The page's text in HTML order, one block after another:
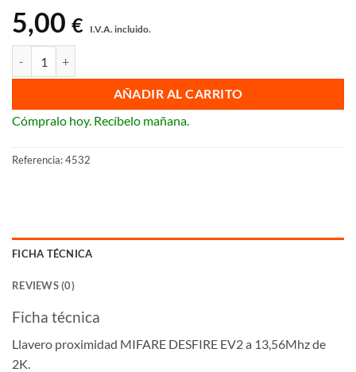
5,00 € I.V.A. incluido.
AÑADIR AL CARRITO
Cómpralo hoy. Recíbelo mañana.
Referencia:4532
FICHA TÉCNICA
REVIEWS (0)
Ficha técnica
Llavero proximidad MIFARE DESFIRE EV2 a 13,56Mhz de
2K.